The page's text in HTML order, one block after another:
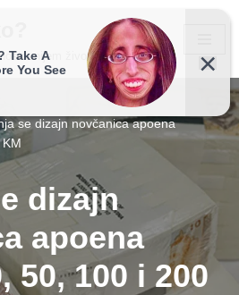
životu!
se dizajn novčanica apoena
dizajn
apoena
50, 100 i 200